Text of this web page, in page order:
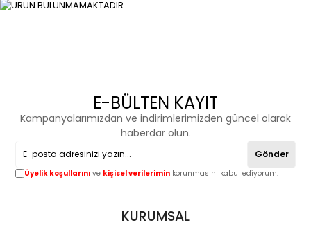
E-BÜLTEN KAYIT
Kampanyalarımızdan ve indirimlerimizden güncel olarak
haberdar olun.
Gönder
Üyelik koşullarını ve kişisel verilerimin korunmasını kabul ediyorum.
KURUMSAL